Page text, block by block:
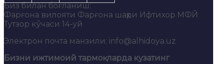
Биз билан боғланиш:
Фарғона вилояти Фарғона шаҳри Ифтихор МФЙ
Тутзор кўчаси 14-уй
Электрон почта манзили: info@alhidoya.uz
Бизни ижтимоий тармоқларда кузатинг